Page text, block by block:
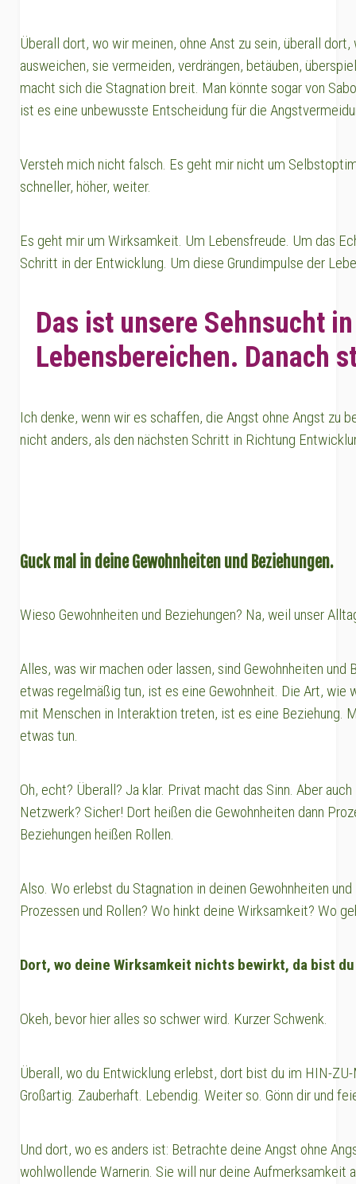
Überall dort, wo wir meinen, ohne Anst zu sein, überall
ausweichen, sie vermeiden, verdrängen, betäuben,
macht sich die Stagnation breit. Man könnte sogar von
ist es eine unbewusste Entscheidung für die
Versteh mich nicht falsch. Es geht mir nicht um
schneller, höher, weiter.
Es geht mir um Wirksamkeit. Um Lebensfreude. Um das
Schritt in der Entwicklung. Um diese Grundimpulse der
Das ist unsere Sehnsucht
Lebensbereichen. Danach
Ich denke, wenn wir es schaffen, die Angst ohne Angst zu
nicht anders, als den nächsten Schritt in Richtung
Guck mal in deine Gewohnheiten und Beziehungen.
Wieso Gewohnheiten und Beziehungen? Na, weil unser
Alles, was wir machen oder lassen, sind Gewohnheiten und
etwas regelmäßig tun, ist es eine Gewohnheit. Die Art, wie
mit Menschen in Interaktion treten, ist es eine Beziehung.
etwas tun.
Oh, echt? Überall? Ja klar. Privat macht das Sinn. Aber
Netzwerk? Sicher! Dort heißen die Gewohnheiten dann
Beziehungen heißen Rollen.
Also. Wo erlebst du Stagnation in deinen Gewohnheiten
Prozessen und Rollen? Wo hinkt deine Wirksamkeit? Wo
Dort, wo deine Wirksamkeit nichts bewirkt, da bist
Okeh, bevor hier alles so schwer wird. Kurzer Schwenk.
Überall, wo du Entwicklung erlebst, dort bist du im HIN-
Großartig. Zauberhaft. Lebendig. Weiter so. Gönn dir und
Und dort, wo es anders ist: Betrachte deine Angst ohne
wohlwollende Warnerin. Sie will nur deine Aufmerksamkeit